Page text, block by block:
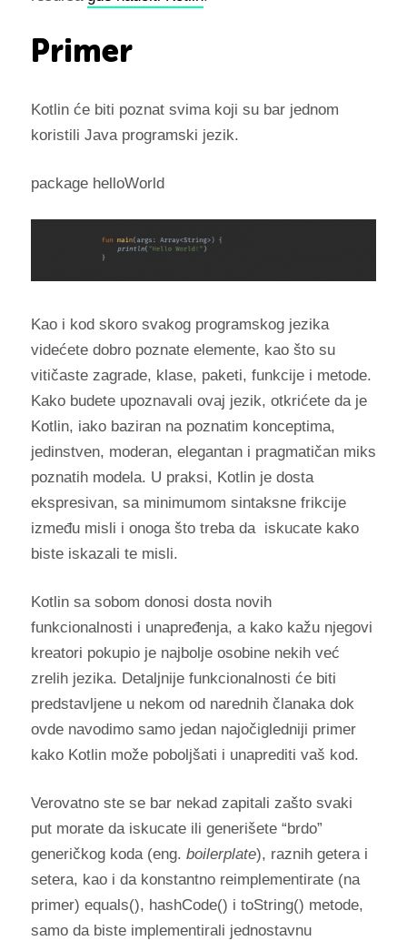
Primer
Kotlin će biti poznat svima koji su bar jednom
koristili Java programski jezik.
package helloWorld
Kao i kod skoro svakog programskog jezika
videćete dobro poznate elemente, kao što su
vitičaste zagrade, klase, paketi, funkcije i metode.
Kako budete upoznavali ovaj jezik, otkrićete da je
Kotlin, iako baziran na poznatim konceptima,
jedinstven, moderan, elegantan i pragmatičan miks
poznatih modela. U praksi, Kotlin je dosta
ekspresivan, sa minimumom sintaksne frikcije
između misli i onoga što treba da iskucate kako
biste iskazali te misli.
Kotlin sa sobom donosi dosta novih
funkcionalnosti i unapređenja, a kako kažu njegovi
kreatori pokupio je najbolje osobine nekih već
zrelih jezika. Detaljnije funkcionalnosti će biti
predstavljene u nekom od narednih članaka dok
ovde navodimo samo jedan najočigledniji primer
kako Kotlin može poboljšati i unaprediti vaš kod.
Verovatno ste se bar nekad zapitali zašto svaki
put morate da iskucate ili generišete “brdo”
generičkog koda (eng. boilerplate), raznih getera i
setera, kao i da konstantno reimplementirate (na
primer) equals(), hashCode() i toString() metode,
samo da biste implementirali jednostavnu